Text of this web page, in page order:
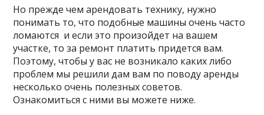
Но прежде чем арендовать технику, нужно
понимать то, что подобные машины очень часто
ломаются и если это произойдет на вашем
участке, то за ремонт платить придется вам.
Поэтому, чтобы у вас не возникало каких либо
проблем мы решили дам вам по поводу аренды
несколько очень полезных советов.
Ознакомиться с ними вы можете ниже.